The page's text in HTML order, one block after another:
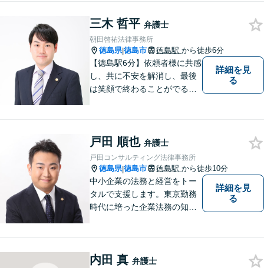
三木 哲平 弁護士
朝田啓祐法律事務所
徳島県|徳島市 徳島駅 から徒歩6分
【徳島駅6分】依頼者様に共感
し、共に不安を解消し、最後
は笑顔で終わることがでるよ
相談にのっています。 まずは
ご相談ください。
詳細を見
る
戸田 順也 弁護士
戸田コンサルティング法律事務所
徳島県|徳島市 徳島駅 から徒歩10分
中小企業の法務と経営をトー
タルで支援します。東京勤務
時代に培った企業法務の知見
す。
詳細を見
る
内田 真 弁護士